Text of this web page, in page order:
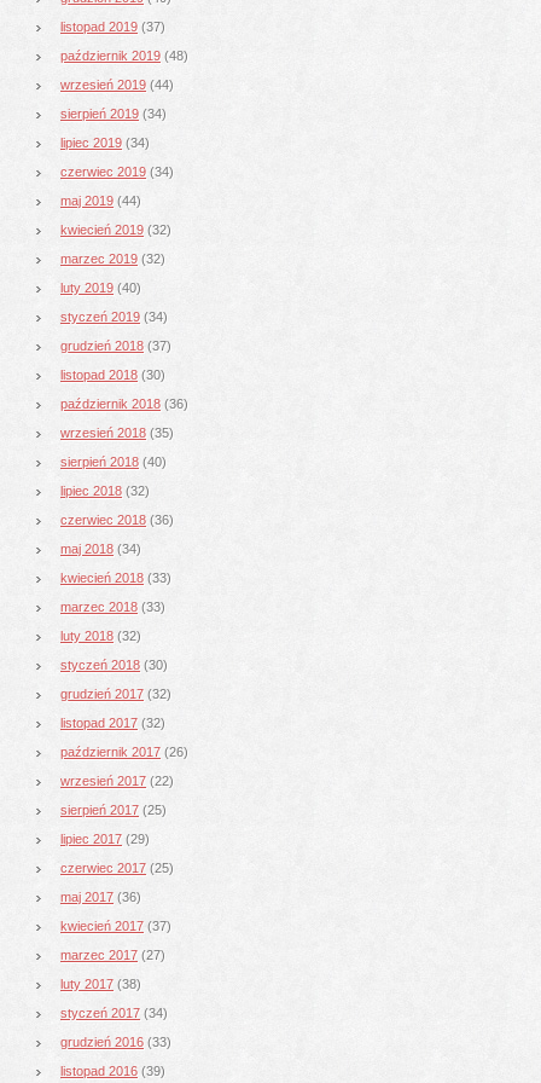
listopad 2019 (37)
październik 2019 (48)
wrzesień 2019 (44)
sierpień 2019 (34)
lipiec 2019 (34)
czerwiec 2019 (34)
maj 2019 (44)
kwiecień 2019 (32)
marzec 2019 (32)
luty 2019 (40)
styczeń 2019 (34)
grudzień 2018 (37)
listopad 2018 (30)
październik 2018 (36)
wrzesień 2018 (35)
sierpień 2018 (40)
lipiec 2018 (32)
czerwiec 2018 (36)
maj 2018 (34)
kwiecień 2018 (33)
marzec 2018 (33)
luty 2018 (32)
styczeń 2018 (30)
grudzień 2017 (32)
listopad 2017 (32)
październik 2017 (26)
wrzesień 2017 (22)
sierpień 2017 (25)
lipiec 2017 (29)
czerwiec 2017 (25)
maj 2017 (36)
kwiecień 2017 (37)
marzec 2017 (27)
luty 2017 (38)
styczeń 2017 (34)
grudzień 2016 (33)
listopad 2016 (39)